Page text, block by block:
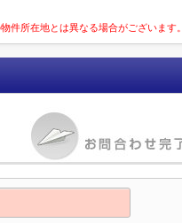
件所在地とは異なる場合がございます。